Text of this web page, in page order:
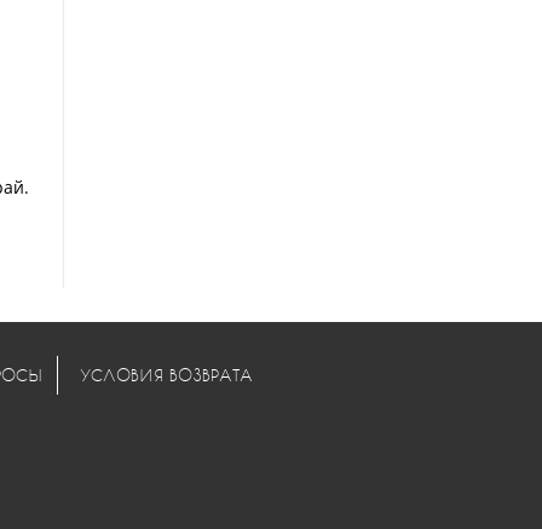
УСЛОВИЯ ВОЗВРАТА